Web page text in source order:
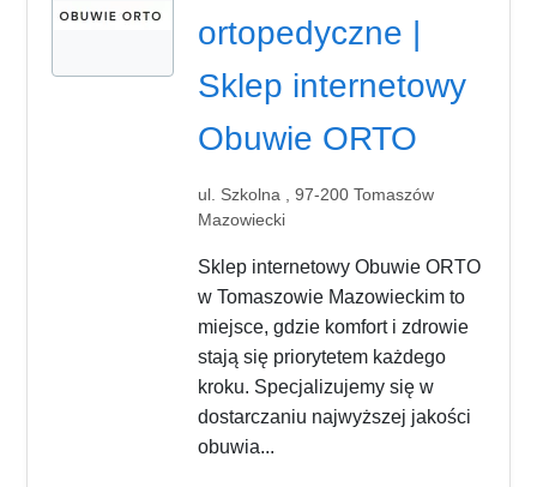
ortopedyczne |
Sklep internetowy
Obuwie ORTO
ul. Szkolna , 97-200 Tomaszów
Mazowiecki
Sklep internetowy Obuwie ORTO
w Tomaszowie Mazowieckim to
miejsce, gdzie komfort i zdrowie
stają się priorytetem każdego
kroku. Specjalizujemy się w
dostarczaniu najwyższej jakości
obuwia...